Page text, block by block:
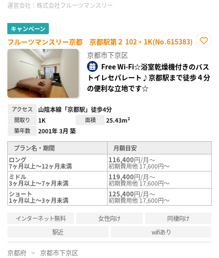
運営会社： 株式会社フルーツマンスリー
キャンペーン
フルーツマンスリー京都 京都駅第２ 102・1K(No.615383)
り登
録
京都市下京区
Free Wi-Fi☆浴室乾燥機付きのバス
トイレセパレート♪京都駅まで徒歩４分
の便利な立地です☆
アクセス 山陰本線「京都駅」徒歩4分
間取り 1K 面積 25.43m²
築年数 2001年 3月 築
プラン名・期間
月額目安
ロング
7ヶ月以上～12ヶ月未満
116,400円/月～
初期費用他 17,600円～
ミドル
3ヶ月以上～7ヶ月未満
119,400円/月～
初期費用他 17,600円～
ショート
1ヶ月以上～3ヶ月未満
125,400円/月～
初期費用他 17,600円～
インターネット無料 女性向け
同棲向け
駅近
wifiあり
京都府 京都市下京区